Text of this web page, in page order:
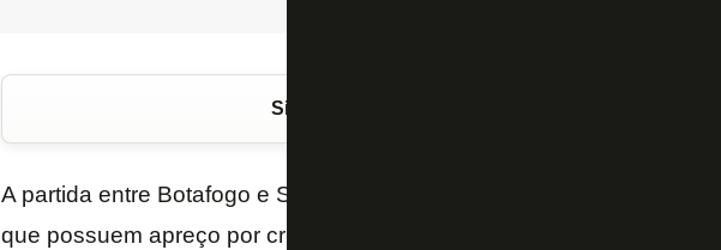
Siga o FogãoNET
A partida entre Botafogo e Santos, no próximo domingo, vai trazer à
que possuem apreço por criarem chances a partir da valorização da